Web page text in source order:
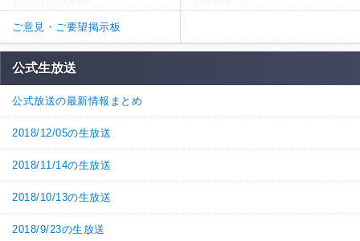
ご意見・ご要望掲示板
公式生放送
公式放送の最新情報まとめ
2018/12/05の生放送
2018/11/14の生放送
2018/10/13の生放送
2018/9/23の生放送